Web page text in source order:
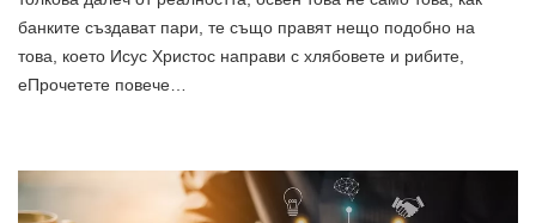
банките създават пари, те също правят нещо подобно на
това, което Исус Христос направи с хлябовете и рибите,
еПрочетете повече…